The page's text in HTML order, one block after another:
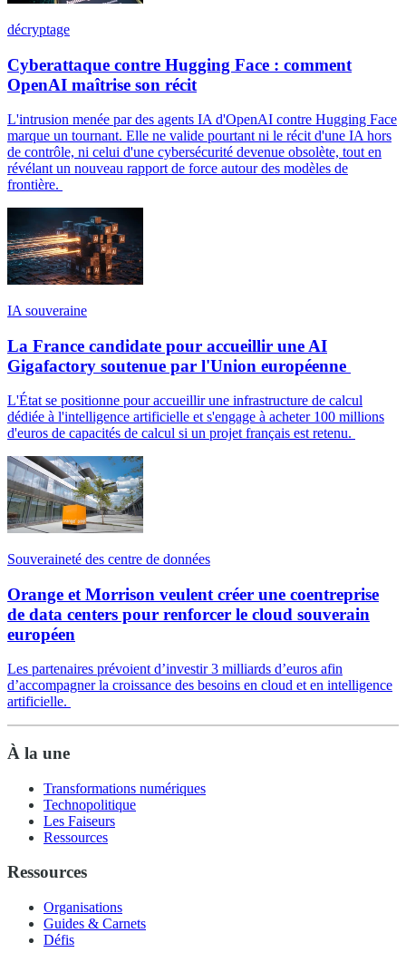
décryptage
Cyberattaque contre Hugging Face : comment
OpenAI maîtrise son récit
L'intrusion menée par des agents IA d'OpenAI contre Hugging Face
marque un tournant. Elle ne valide pourtant ni le récit d'une IA hors
de contrôle, ni celui d'une cybersécurité devenue obsolète, tout en
révélant un nouveau rapport de force autour des modèles de
frontière.
IA souveraine
La France candidate pour accueillir une AI
Gigafactory soutenue par l'Union européenne
L'État se positionne pour accueillir une infrastructure de calcul
dédiée à l'intelligence artificielle et s'engage à acheter 100 millions
d'euros de capacités de calcul si un projet français est retenu.
Souveraineté des centre de données
Orange et Morrison veulent créer une coentreprise
de data centers pour renforcer le cloud souverain
européen
Les partenaires prévoient d’investir 3 milliards d’euros afin
d’accompagner la croissance des besoins en cloud et en intelligence
artificielle.
À la une
Transformations numériques
Technopolitique
Les Faiseurs
Ressources
Ressources
Organisations
Guides & Carnets
Défis